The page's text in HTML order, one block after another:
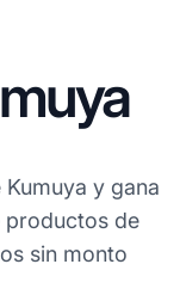
Kumuya y gana
productos de
sin monto